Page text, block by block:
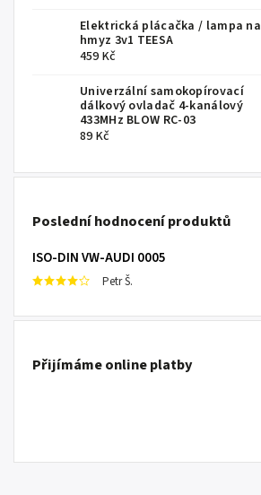
Elektrická plácačka / lampa na
hmyz 3v1 TEESA
459 Kč
Univerzální samokopírovací
dálkový ovladač 4-kanálový
433MHz BLOW RC-03
89 Kč
Poslední hodnocení produktů
ISO-DIN VW-AUDI 0005
Petr Š.
Přijímáme online platby